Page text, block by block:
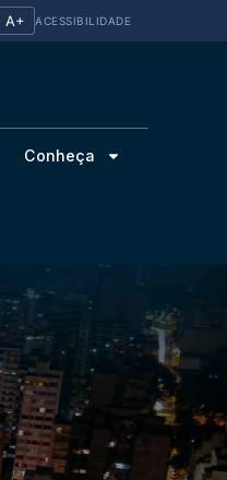
A+ ACESSIBILIDADE
Conheça